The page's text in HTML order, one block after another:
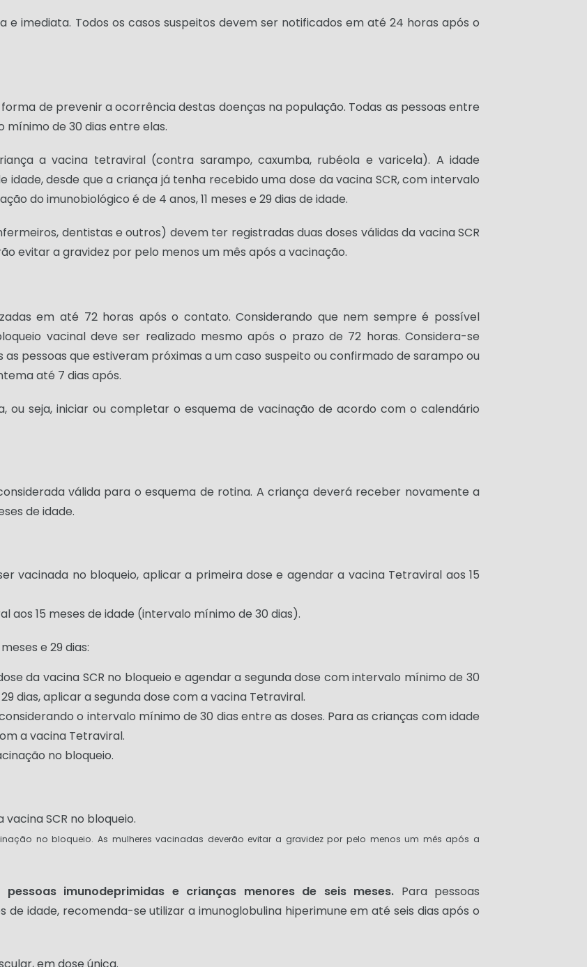
imediata. Todos os casos suspeitos devem ser notificados em até 24 horas após o
de prevenir a ocorrência destas doenças na população. Todas as pessoas entre
mínimo de 30 dias entre elas.
a vacina tetraviral (contra sarampo, caxumba, rubéola e varicela). A idade
desde que a criança já tenha recebido uma dose da vacina SCR, com intervalo
do imunobiológico é de 4 anos, 11 meses e 29 dias de idade.
dentistas e outros) devem ter registradas duas doses válidas da vacina SCR
evitar a gravidez por pelo menos um mês após a vacinação.
em até 72 horas após o contato. Considerando que nem sempre é possível
vacinal deve ser realizado mesmo após o prazo de 72 horas. Considera-se
pessoas que estiveram próximas a um caso suspeito ou confirmado de sarampo ou
até 7 dias após.
ou seja, iniciar ou completar o esquema de vacinação de acordo com o calendário
válida para o esquema de rotina. A criança deverá receber novamente a
de idade.
vacinada no bloqueio, aplicar a primeira dose e agendar a vacina Tetraviral aos 15
aos 15 meses de idade (intervalo mínimo de 30 dias).
e 29 dias:
da vacina SCR no bloqueio e agendar a segunda dose com intervalo mínimo de 30
dias, aplicar a segunda dose com a vacina Tetraviral.
o intervalo mínimo de 30 dias entre as doses. Para as crianças com idade
a vacina Tetraviral.
no bloqueio.
SCR no bloqueio.
no bloqueio. As mulheres vacinadas deverão evitar a gravidez por pelo menos um mês após a
imunodeprimidas e crianças menores de seis meses. Para pessoas
idade, recomenda-se utilizar a imunoglobulina hiperimune em até seis dias após o